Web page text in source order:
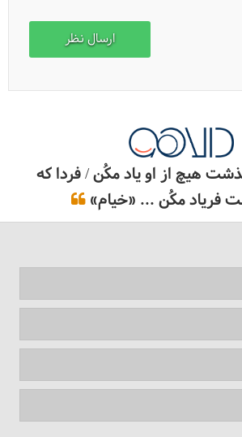
هیچ از او یاد مکُن / فردا که
فریاد مکُن ... «خیام»